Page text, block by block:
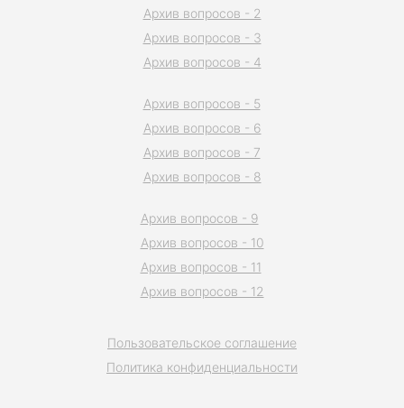
Пользовательское соглашение
Политика конфиденциальности
Архив вопросов - 2
Архив вопросов - 3
Архив вопросов - 4
Архив вопросов - 5
Архив вопросов - 6
Архив вопросов - 7
Архив вопросов - 8
Архив вопросов - 9
Архив вопросов - 10
Архив вопросов - 11
Архив вопросов - 12